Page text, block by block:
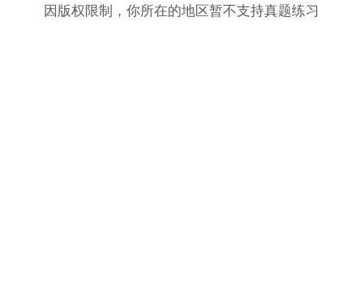
因版权限制，你所在的地区暂不支持真题练习